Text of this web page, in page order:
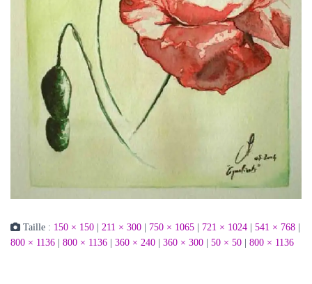
Taille : 150 × 150 | 211 × 300 | 750 × 1065 | 721 × 1024 | 541 × 768 |
800 × 1136 | 800 × 1136 | 360 × 240 | 360 × 300 | 50 × 50 | 800 × 1136